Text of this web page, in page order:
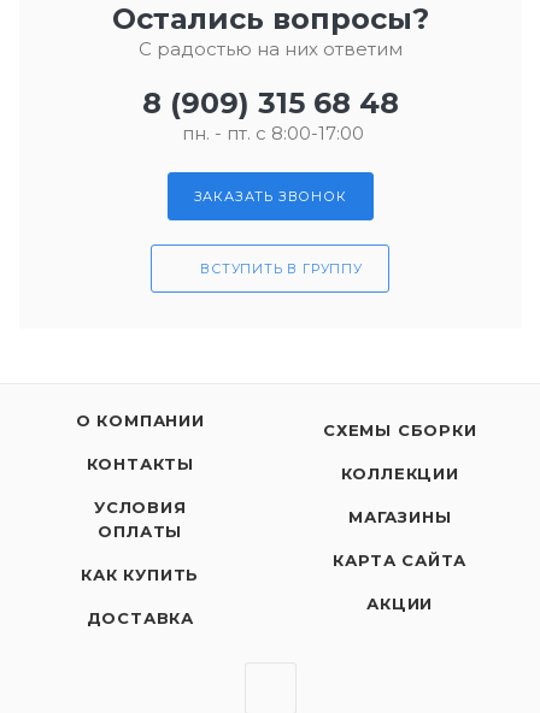
Остались вопросы?
С радостью на них ответим
8 (909) 315 68 48
пн. - пт. с 8:00-17:00
ЗАКАЗАТЬ ЗВОНОК
ВСТУПИТЬ В ГРУППУ
О КОМПАНИИ
КОНТАКТЫ
УСЛОВИЯ
ОПЛАТЫ
КАК КУПИТЬ
ДОСТАВКА
СХЕМЫ СБОРКИ
КОЛЛЕКЦИИ
МАГАЗИНЫ
КАРТА САЙТА
АКЦИИ